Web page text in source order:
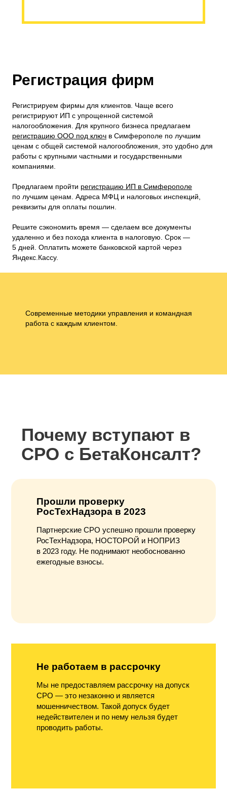
Регистрация фирм
Регистрируем фирмы для клиентов. Чаще всего
регистрируют ИП с упрощенной системой
налогообложения. Для крупного бизнеса предлагаем
регистрацию ООО под ключ в Симферополе по лучшим
ценам с общей системой налогообложения, это удобно для
работы с крупными частными и государственными
компаниями.
Предлагаем пройти регистрацию ИП в Симферополе
по лучшим ценам. Адреса МФЦ и налоговых инспекций,
реквизиты для оплаты пошлин.
Решите сэкономить время — сделаем все документы
удаленно и без похода клиента в налоговую. Срок —
5 дней. Оплатить можете банковской картой через
Яндекс.Кассу.
Современные методики управления и командная
работа с каждым клиентом.
Почему вступают в
СРО с БетаКонсалт?
Прошли проверку
РосТехНадзора в 2023
Партнерcкие СРО успешно прошли проверку
РосТехНадзора, НОСТОРОЙ и НОПРИЗ
в 2023 году. Не поднимают необоснованно
ежегодные взносы.
Не работаем в рассрочку
Мы не предоставляем рассрочку на допуск
СРО — это незаконно и является
мошенничеством. Такой допуск будет
недействителен и по нему нельзя будет
проводить работы.